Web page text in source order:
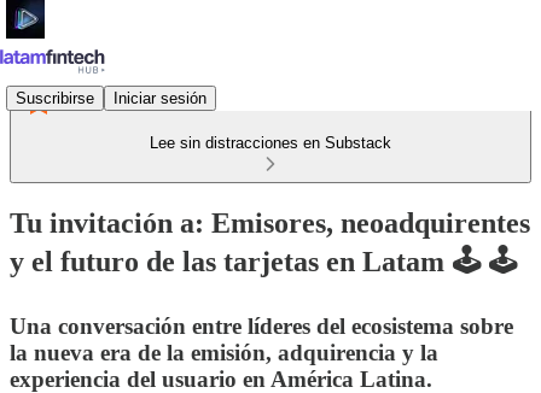
Suscribirse Iniciar sesión
Lee sin distracciones en Substack
Tu invitación a: Emisores, neoadquirentes
y el futuro de las tarjetas en Latam 🕹️ 🕹️
Una conversación entre líderes del ecosistema sobre
la nueva era de la emisión, adquirencia y la
experiencia del usuario en América Latina.